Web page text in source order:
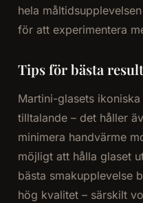
hela
för att experimentera
Tips för bästa
Martini-glasets
tilltalande – det håller
minimera handvärme
möjligt att hålla glaset
bästa smakupplevelse
hög kvalitet – särskilt